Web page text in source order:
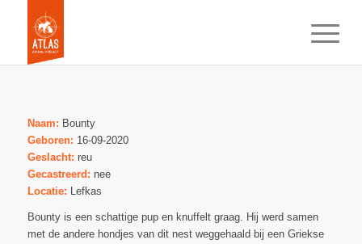
Naam: Bounty
Geboren: 16-09-2020
Geslacht: reu
Gecastreerd: nee
Locatie: Lefkas
Bounty is een schattige pup en knuffelt graag. Hij werd samen
met de andere hondjes van dit nest weggehaald bij een Griekse